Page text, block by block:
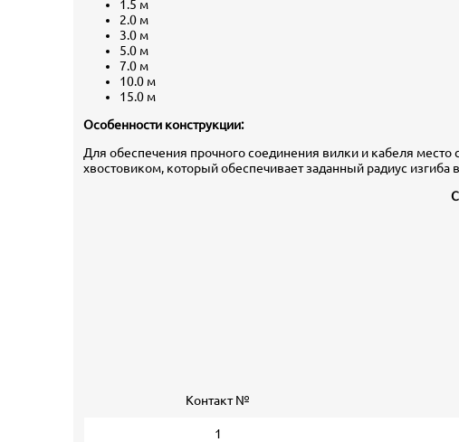
1.5 м
2.0 м
3.0 м
5.0 м
7.0 м
10.0 м
15.0 м
Особенности конструкции:
Для обеспечения прочного соединения вилки и кабеля
хвостовиком, который обеспечивает заданный радиус изгиба
Контакт №
1